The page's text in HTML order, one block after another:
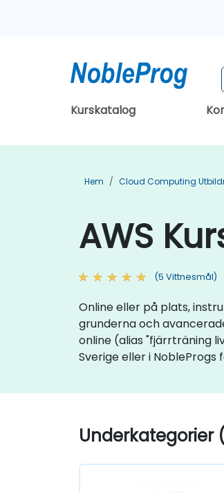
Kurskatalog
Hem Cloud Computing
AWS
(5 Vittnesmål)
Online eller på plats,
grunderna och
online (alias "fjärrträning
Sverige eller i
Underkategorier